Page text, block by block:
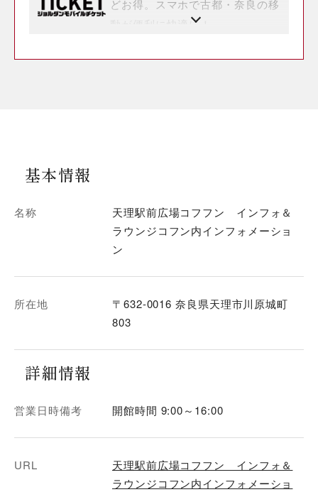
どお得。スマホで古都・奈良の移
動が便利に快適に！
基本情報
名称
天理駅前広場コフフン インフォ＆
ラウンジコフン内インフォメーショ
ン
所在地
〒632-0016 奈良県天理市川原城町
803
詳細情報
営業日時備考 開館時間 9:00～16:00
URL
天理駅前広場コフフン インフォ＆
ラウンジコフン内インフォメーショ